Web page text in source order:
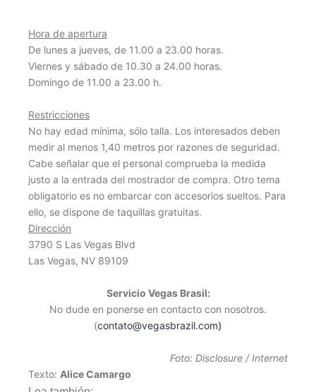
Hora de apertura
De lunes a jueves, de 11.00 a 23.00 horas.
Viernes y sábado de 10.30 a 24.00 horas.
Domingo de 11.00 a 23.00 h.
Restricciones
No hay edad mínima, sólo talla. Los interesados deben
medir al menos 1,40 metros por razones de seguridad.
Cabe señalar que el personal comprueba la medida
justo a la entrada del mostrador de compra. Otro tema
obligatorio es no embarcar con accesorios sueltos. Para
ello, se dispone de taquillas gratuitas.
Dirección
3790 S Las Vegas Blvd
Las Vegas, NV 89109
Servicio Vegas Brasil:
No dude en ponerse en contacto con nosotros.
(contato@vegasbrazil.com)
Foto: Disclosure / Internet
Texto: Alice Camargo